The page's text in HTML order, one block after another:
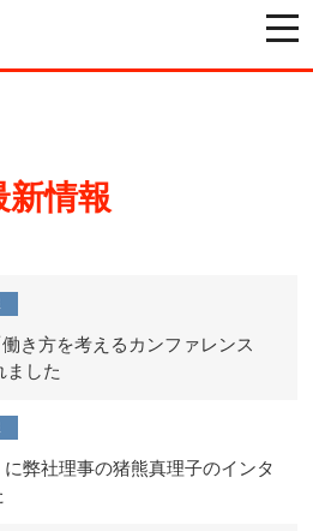
新情報
き方を考えるカンファレンス
ました
に弊社理事の猪熊真理子のインタ